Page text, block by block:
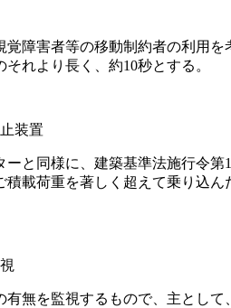
覚障害者等の移動制約者の利用
れより長く、約10秒とする。
装置
ーと同様に、建築基準法施行令
積載荷重を著しく超えて乗り込
有無を監視するもので、主とし